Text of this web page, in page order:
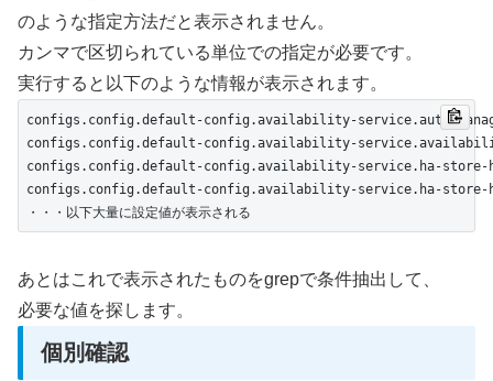
のような指定方法だと表示されません。
カンマで区切られている単位での指定が必要です。
実行すると以下のような情報が表示されます。
configs.config.default-config.availability-service.auto-
configs.config.default-config.availability-
configs.config.default-config.availability-service.ha-store-
configs.config.default-config.availability-service.ha-store-
・・・以下大量に設定値が表示される
あとはこれで表示されたものをgrepで条件抽出して、
必要な値を探します。
個別確認